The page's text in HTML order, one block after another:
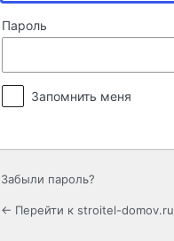
Пароль
Запомнить меня
Забыли пароль?
← Перейти к stroitel-domov.ru